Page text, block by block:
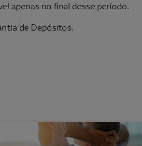
apenas no final desse período.
de Depósitos.